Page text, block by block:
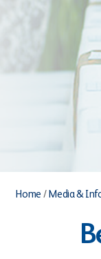
Home / Media &